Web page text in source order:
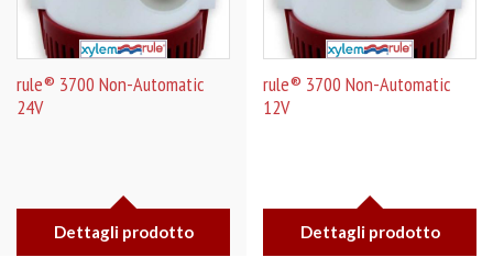
rule® 3700 Non-Automatic
24V
Dettagli prodotto
rule® 3700 Non-Automatic
12V
Dettagli prodotto